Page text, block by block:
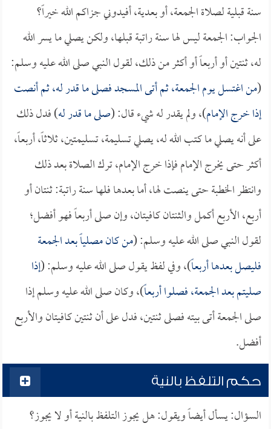
سنة قبلية لصلاة الجمعة، أو بعدية، أفيدوني جزاكم الله خيراً؟
الجواب: الجمعة ليس لها سنة راتبة قبلها، ولكن يصلي ما يسر الله
له، ثنتين أو أربعاً أو أكثر من ذلك، لقول النبي صلى الله عليه وسلم:
(من اغتسل يوم الجمعة، ثم أتى المسجد فصلى ما قدر له، ثم أنصت
إذا خرج الإمام)، ولم يقدر له شيء قال: (صلى ما قدر له) فدل ذلك
على أنه يصلي ما كتب الله له، يصلي تسليمة، تسليمتين، ثلاثاً، أربعاً،
أكثر حتى يخرج الإمام فإذا خرج الإمام، ترك الصلاة بعد ذلك
وانتظر الخطبة حتى ينصت لها، أما بعدها فلها سنة راتبة: ثنتان أو
أربع، الأربع أكمل والثنتان كافيتان، وإن صلى أربعاً فهو أفضل؛
لقول النبي صلى الله عليه وسلم: (من كان مصلياً بعد الجمعة
فليصل بعدها أربعاً)، وفي لفظ يقول صلى الله عليه وسلم: (إذا
صليتم بعد الجمعة، فصلوا أربعاً)، وكان صلى الله عليه وسلم إذا
صلى الجمعة أتى بيته فصلى ثنتين، فدل على أن ثنتين كافيتان والأربع
أفضل.
حكم التلفظ بالنية
السؤال: يسأل أيضاً ويقول: هل يجوز التلفظ بالنية أو لا يجوز؟